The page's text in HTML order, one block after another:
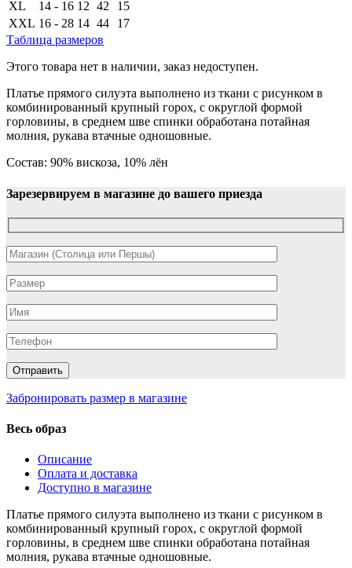
XL
14 - 16 12 42
15
XXL 16 - 28 14 44
17
Таблица размеров
Этого товара нет в наличии, заказ недоступен.
Платье прямого силуэта выполнено из ткани с рисунком в
комбинированный крупный горох, с округлой формой
горловины, в среднем шве спинки обработана потайная
молния, рукава втачные одношовные.
Состав: 90% вискоза, 10% лён
Зарезервируем в магазине до вашего приезда
Забронировать размер в магазине
Весь образ
Описание
Оплата и доставка
Доступно в магазине
Платье прямого силуэта выполнено из ткани с рисунком в
комбинированный крупный горох, с округлой формой
горловины, в среднем шве спинки обработана потайная
молния, рукава втачные одношовные.